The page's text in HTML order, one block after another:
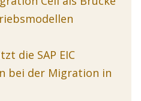
die SAP EIC
bei der Migration in